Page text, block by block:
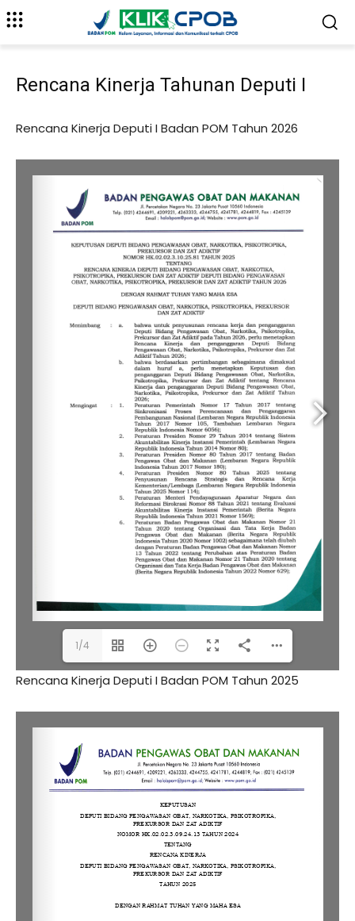
Rencana Kinerja Tahunan Deputi I
Rencana Kinerja Deputi I Badan POM Tahun 2026
1/4
Rencana Kinerja Deputi I Badan POM Tahun 2025